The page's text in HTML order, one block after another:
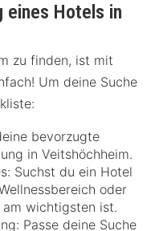
eines Hotels in
zu finden, ist mit
Um deine Suche
bevorzugte
in Veitshöchheim.
Suchst du ein Hotel
oder
am wichtigsten ist.
Passe deine Suche